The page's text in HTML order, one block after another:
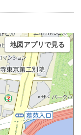
地図アプリで見る